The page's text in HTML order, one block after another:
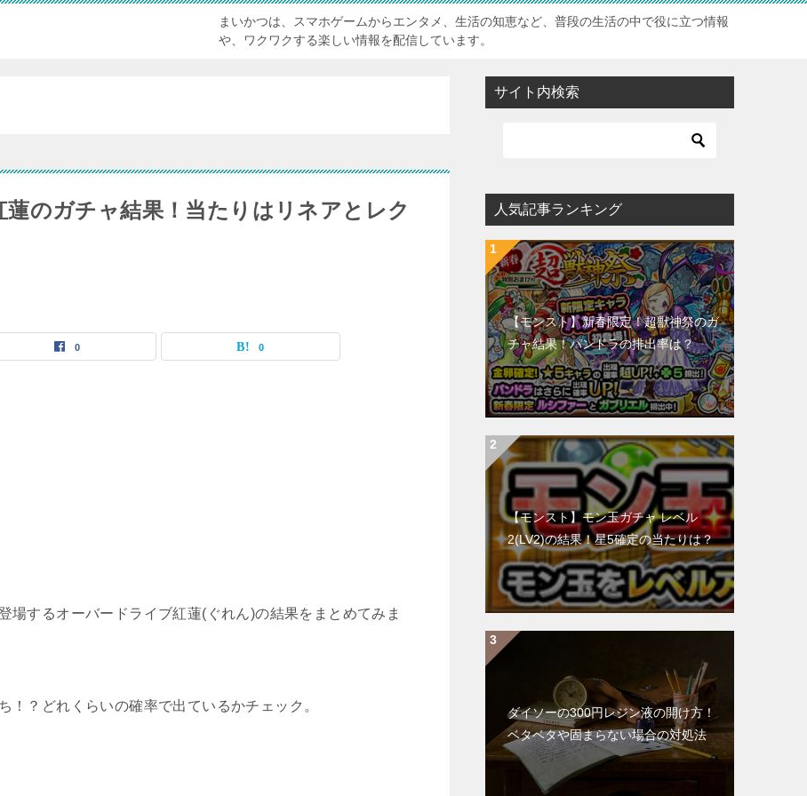
まいかつは、スマホゲームからエンタメ、生活の知恵など、普段の生活の中で役に立つ情報
や、ワクワクする楽しい情報を配信しています。
蓮のガチャ結果！当たりはリネアとレク
0 0
場するオーバードライブ紅蓮(ぐれん)の結果をまとめてみま
？どれくらいの確率で出ているかチェック。
サイト内検索
人気記事ランキング
【モンスト】新春限定！超獣神祭のガ
チャ結果！パンドラの排出率は？
【モンスト】モン玉ガチャ レベル
2(LV2)の結果！星5確定の当たりは？
ダイソーの300円レジン液の開け方！
ベタベタや固まらない場合の対処法